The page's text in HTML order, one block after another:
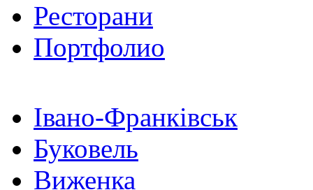
Ресторани
Портфолио
Івано-Франківськ
Буковель
Виженка